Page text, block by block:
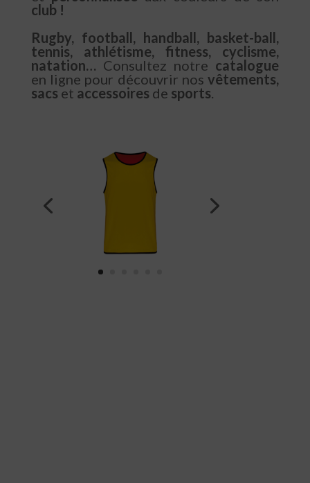
club !
Rugby, football, handball, basket-ball,
tennis, athlétisme, fitness, cyclisme,
natation… Consultez notre catalogue
en ligne pour découvrir nosvêtements,
sacs et accessoires de sports